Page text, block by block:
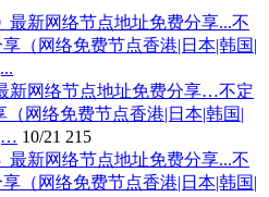
新网络节点地址免费分享…不定
网络免费节点香港|日本|韩国|
10/21 215